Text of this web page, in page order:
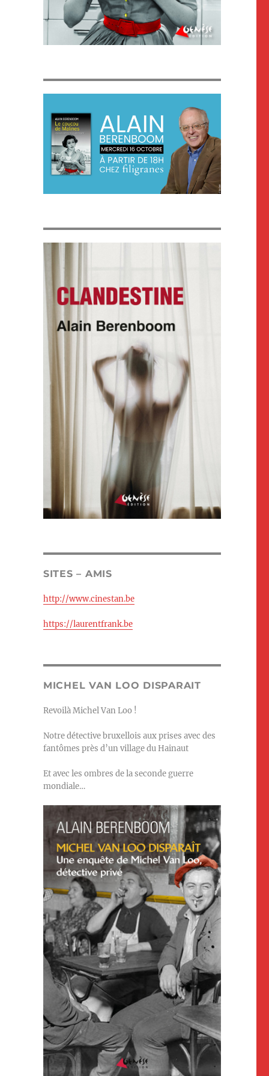
SITES – AMIS
http://www.cinestan.be
https://laurentfrank.be
MICHEL VAN LOO DISPARAIT
Revoilà Michel Van Loo !
Notre détective bruxellois aux prises avec des
fantômes près d’un village du Hainaut
Et avec les ombres de la seconde guerre
mondiale…